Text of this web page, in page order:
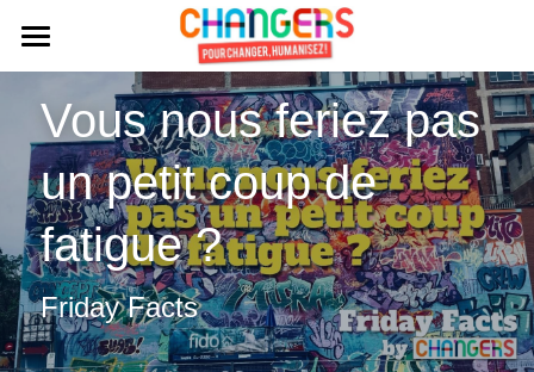
Témoignages
A propos
Ressources
Blog
Podcast
Contact
Rechercher
Vous nous feriez pas
un petit coup de
fatigue ?
Friday Facts